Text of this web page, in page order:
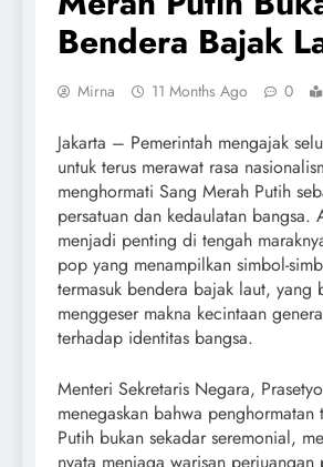
Bendera Bajak
Mirna 11 Months Ago 0
Jakarta – Pemerintah mengajak
untuk terus merawat rasa
menghormati Sang Merah Putih
persatuan dan kedaulatan bangsa.
menjadi penting di tengah
pop yang menampilkan simbol-
termasuk bendera bajak laut, yang
menggeser makna kecintaan
terhadap identitas bangsa.
Menteri Sekretaris Negara,
menegaskan bahwa
Putih bukan sekadar seremonial,